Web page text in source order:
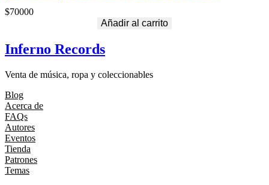
$70000
Añadir al carrito
Inferno Records
Venta de música, ropa y coleccionables
Blog
Acerca de
FAQs
Autores
Eventos
Tienda
Patrones
Temas